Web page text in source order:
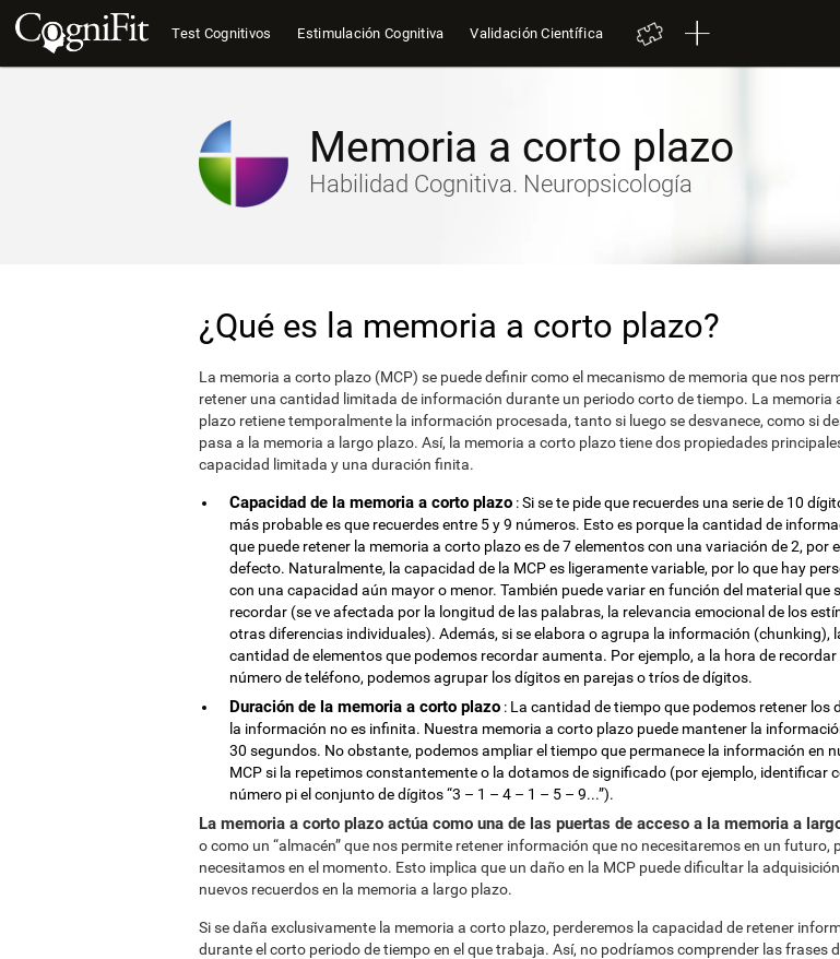
Test Cognitivos Estimulación Cognitiva Validación Científica
Memoria a corto plazo
Habilidad Cognitiva. Neuropsicología
¿Qué es la memoria a corto plazo?
La memoria a corto plazo (MCP) se puede definir como el mecanismo de memoria que nos
retener una cantidad limitada de información durante un periodo corto de tiempo. La memoria
plazo retiene temporalmente la información procesada, tanto si luego se desvanece, como si
pasa a la memoria a largo plazo. Así, la memoria a corto plazo tiene dos propiedades
capacidad limitada y una duración finita.
Capacidad de la memoria a corto plazo : Si se te pide que recuerdes una serie de 10
más probable es que recuerdes entre 5 y 9 números. Esto es porque la cantidad de
que puede retener la memoria a corto plazo es de 7 elementos con una variación de 2, por
defecto. Naturalmente, la capacidad de la MCP es ligeramente variable, por lo que hay
con una capacidad aún mayor o menor. También puede variar en función del material que
recordar (se ve afectada por la longitud de las palabras, la relevancia emocional de los
otras diferencias individuales). Además, si se elabora o agrupa la información (chunking),
cantidad de elementos que podemos recordar aumenta. Por ejemplo, a la hora de recordar
número de teléfono, podemos agrupar los dígitos en parejas o tríos de dígitos.
Duración de la memoria a corto plazo : La cantidad de tiempo que podemos retener los
la información no es infinita. Nuestra memoria a corto plazo puede mantener la
30 segundos. No obstante, podemos ampliar el tiempo que permanece la información en
MCP si la repetimos constantemente o la dotamos de significado (por ejemplo, identificar
número pi el conjunto de dígitos “3 – 1 – 4 – 1 – 5 – 9...”).
La memoria a corto plazo actúa como una de las puertas de acceso a la memoria a
o como un “almacén” que nos permite retener información que no necesitaremos en un futuro,
necesitamos en el momento. Esto implica que un daño en la MCP puede dificultar la
nuevos recuerdos en la memoria a largo plazo.
Si se daña exclusivamente la memoria a corto plazo, perderemos la capacidad de retener
durante el corto periodo de tiempo en el que trabaja. Así, no podríamos comprender las frases